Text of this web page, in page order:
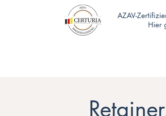
AZAV-
Hier